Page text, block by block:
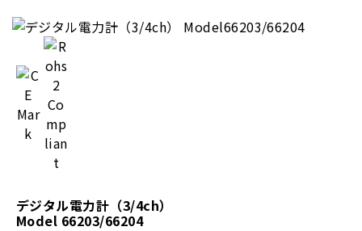
デジタル電力計（3/4ch）
Model 66203/66204